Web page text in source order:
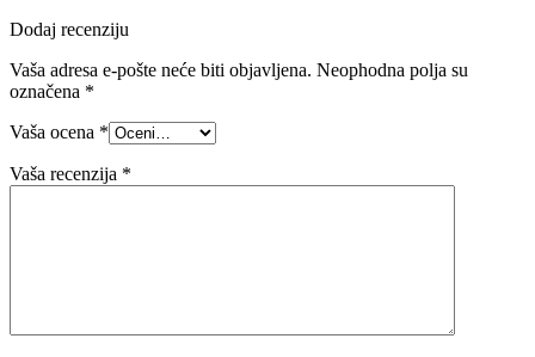
Dodaj recenziju
Vaša adresa e-pošte neće biti objavljena. Neophodna polja su
označena *
Vaša ocena *
Vaša recenzija *